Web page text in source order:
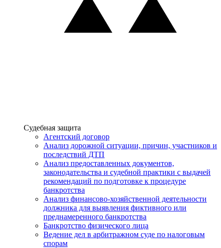
Услуги
Судебная защита
Агентский договор
Анализ дорожной ситуации, причин, участников и
последствий ДТП
Анализ предоставленных документов,
законодательства и судебной практики с выдачей
рекомендаций по подготовке к процедуре
банкротства
Анализ финансово-хозяйственной деятельности
должника для выявления фиктивного или
преднамеренного банкротства
Банкротство физического лица
Ведение дел в арбитражном суде по налоговым
спорам